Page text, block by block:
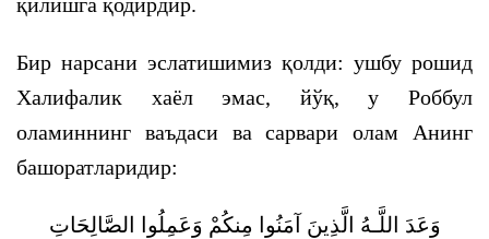
Бир нарсани эслатишимиз қолди: ушбу рошид
Халифалик хаёл эмас, йўқ, у Роббул
оламиннинг ваъдаси ва сарвари олам Aнинг
башоратларидир:
وَعَدَ اللَّـهُ الَّذِينَ آمَنُوا مِنكُمْ وَعَمِلُوا الصَّالِحَاتِ